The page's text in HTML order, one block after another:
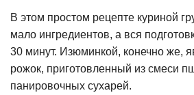
В этом простом рецепте куриной
мало ингредиентов, а вся
30 минут. Изюминкой, конечно же,
рожок, приготовленный из смеси
панировочных сухарей.